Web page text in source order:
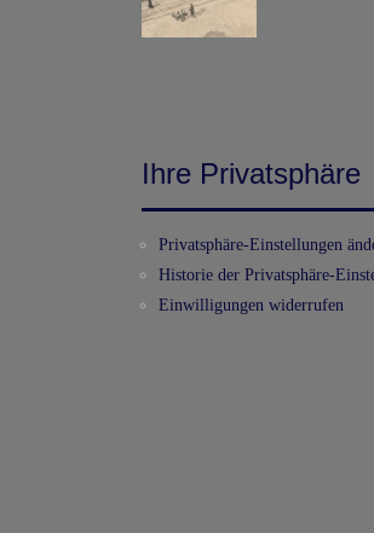
Ihre Privatsphäre
Privatsphäre-Einstellungen
Historie der Privatsphäre-
Einwilligungen widerrufen